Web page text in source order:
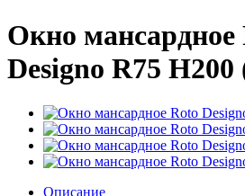
Окно мансардное
Designo R75 H200
Описание